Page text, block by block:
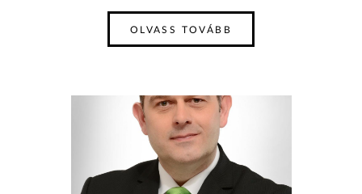
OLVASS TOVÁBB